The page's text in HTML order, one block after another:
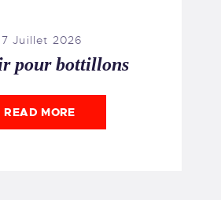
Juillet 2026
pour bottillons
READ MORE